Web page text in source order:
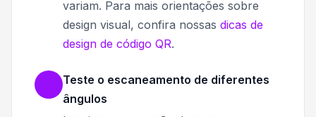
variam. Para mais orientações sobre
design visual, confira nossas dicas de
design de código QR.
Teste o escaneamento de diferentes
ângulos